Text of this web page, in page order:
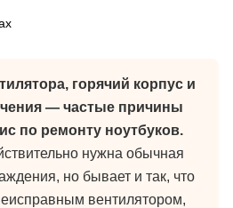
горячий корпус и
— частые причины
по ремонту ноутбуков.
нужна обычная
но бывает и так, что
вентилятором,